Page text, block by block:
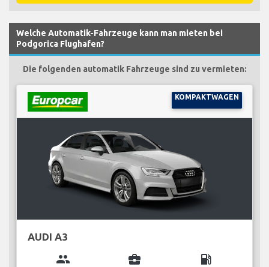
Welche Automatik-Fahrzeuge kann man mieten bei
Podgorica Flughafen?
Die folgenden automatik Fahrzeuge sind zu vermieten:
KOMPAKTWAGEN
AUDI A3
group business_center local_gas_station